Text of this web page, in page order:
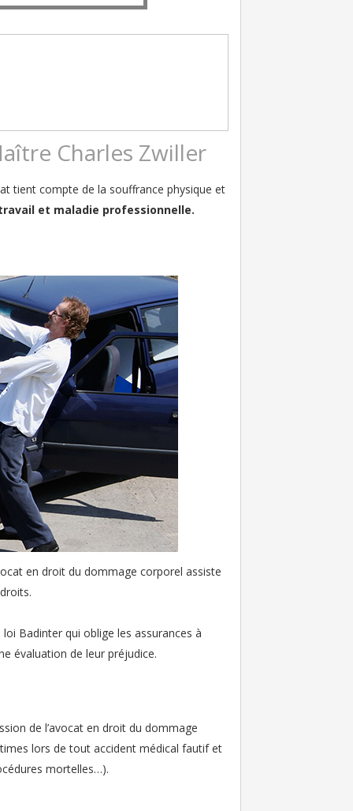
Charles Zwiller
tient compte de la souffrance physique et
et maladie professionnelle.
en droit du dommage corporel assiste
Badinter qui oblige les assurances à
évaluation de leur préjudice.
de l’avocat en droit du dommage
lors de tout accident médical fautif et
mortelles…).